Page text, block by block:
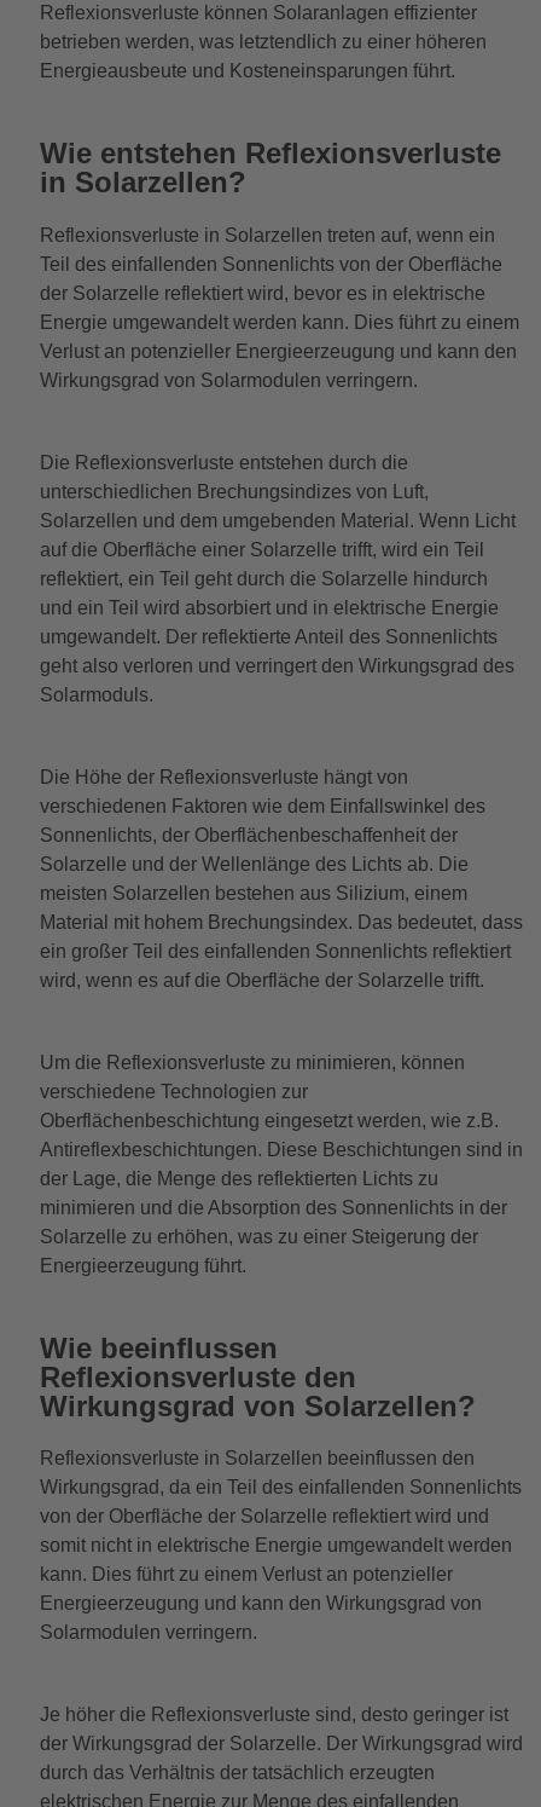
Reflexionsverluste können Solaranlagen effizienter
betrieben werden, was letztendlich zu einer höheren
Energieausbeute und Kosteneinsparungen führt.
Wie entstehen Reflexionsverluste
in Solarzellen?
Reflexionsverluste in Solarzellen treten auf, wenn ein
Teil des einfallenden Sonnenlichts von der Oberfläche
der Solarzelle reflektiert wird, bevor es in elektrische
Energie umgewandelt werden kann. Dies führt zu einem
Verlust an potenzieller Energieerzeugung und kann den
Wirkungsgrad von Solarmodulen verringern.
Die Reflexionsverluste entstehen durch die
unterschiedlichen Brechungsindizes von Luft,
Solarzellen und dem umgebenden Material. Wenn Licht
auf die Oberfläche einer Solarzelle trifft, wird ein Teil
reflektiert, ein Teil geht durch die Solarzelle hindurch
und ein Teil wird absorbiert und in elektrische Energie
umgewandelt. Der reflektierte Anteil des Sonnenlichts
geht also verloren und verringert den Wirkungsgrad des
Solarmoduls.
Die Höhe der Reflexionsverluste hängt von
verschiedenen Faktoren wie dem Einfallswinkel des
Sonnenlichts, der Oberflächenbeschaffenheit der
Solarzelle und der Wellenlänge des Lichts ab. Die
meisten Solarzellen bestehen aus Silizium, einem
Material mit hohem Brechungsindex. Das bedeutet, dass
ein großer Teil des einfallenden Sonnenlichts reflektiert
wird, wenn es auf die Oberfläche der Solarzelle trifft.
Um die Reflexionsverluste zu minimieren, können
verschiedene Technologien zur
Oberflächenbeschichtung eingesetzt werden, wie z.B.
Antireflexbeschichtungen. Diese Beschichtungen sind in
der Lage, die Menge des reflektierten Lichts zu
minimieren und die Absorption des Sonnenlichts in der
Solarzelle zu erhöhen, was zu einer Steigerung der
Energieerzeugung führt.
Wie beeinflussen
Reflexionsverluste den
Wirkungsgrad von Solarzellen?
Reflexionsverluste in Solarzellen beeinflussen den
Wirkungsgrad, da ein Teil des einfallenden Sonnenlichts
von der Oberfläche der Solarzelle reflektiert wird und
somit nicht in elektrische Energie umgewandelt werden
kann. Dies führt zu einem Verlust an potenzieller
Energieerzeugung und kann den Wirkungsgrad von
Solarmodulen verringern.
Je höher die Reflexionsverluste sind, desto geringer ist
der Wirkungsgrad der Solarzelle. Der Wirkungsgrad wird
durch das Verhältnis der tatsächlich erzeugten
elektrischen Energie zur Menge des einfallenden